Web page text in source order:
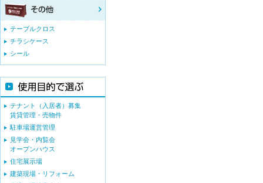
テーブルクロス
チラシケース
シール
テナント（入居者）募集
賃貸管理・売物件
駐車場運営管理
見学会・内覧会
オープンハウス
住宅展示場
建築現場・リフォーム